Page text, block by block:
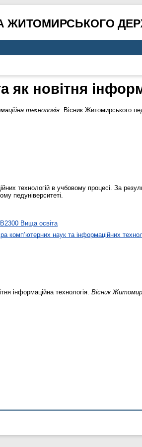
ЖИТОМИРСЬКОГО
як новітня
технологія. Вісник Житомирського
технологій в учбовому процесі. За
педуніверситеті.
Вища освіта
комп’ютерних наук та інформаційних
інформаційна технологія. Вісник